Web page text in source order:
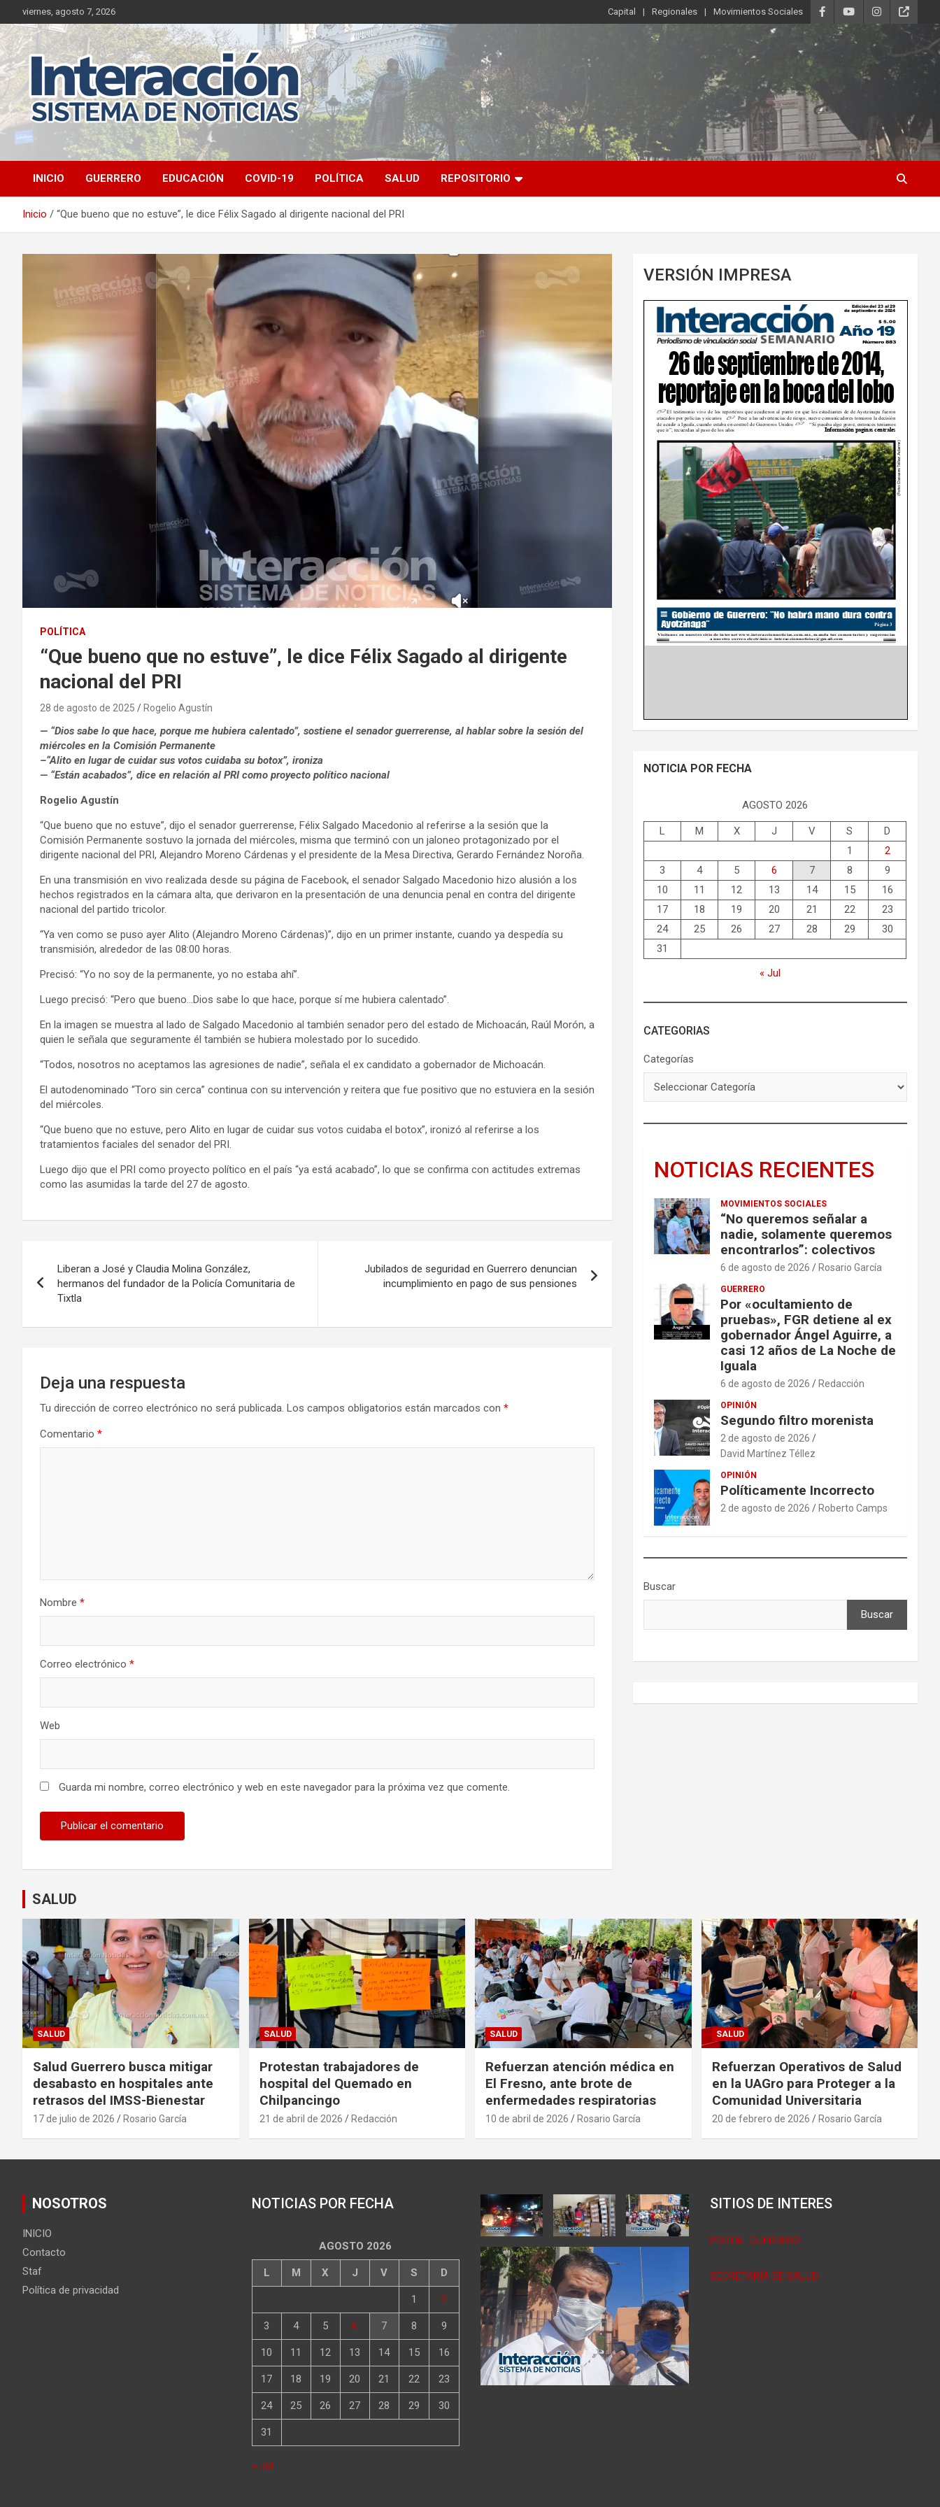
al
contenido
viernes, agosto 7, 2026 Capital Regionales Movimientos Sociales
INICIO GUERRERO EDUCACIÓN COVID-19 POLÍTICA SALUD REPOSITORIO
Inicio “Que bueno que no estuve”, le dice Félix Sagado al dirigente nacional del PRI
POLÍTICA
“Que bueno que no estuve”, le dice Félix Sagado al dirigente
nacional del PRI
28 de agosto de 2025 Rogelio Agustín
— “Dios sabe lo que hace, porque me hubiera calentado”, sostiene el senador guerrerense, al hablar sobre la sesión del
miércoles en la Comisión Permanente
–“Alito en lugar de cuidar sus votos cuidaba su botox”, ironiza
— “Están acabados”, dice en relación al PRI como proyecto político nacional
Rogelio Agustín
“Que bueno que no estuve”, dijo el senador guerrerense, Félix Salgado Macedonio al referirse a la sesión que la
Comisión Permanente sostuvo la jornada del miércoles, misma que terminó con un jaloneo protagonizado por el
dirigente nacional del PRI, Alejandro Moreno Cárdenas y el presidente de la Mesa Directiva, Gerardo Fernández Noroña.
En una transmisión en vivo realizada desde su página de Facebook, el senador Salgado Macedonio hizo alusión a los
hechos registrados en la cámara alta, que derivaron en la presentación de una denuncia penal en contra del dirigente
nacional del partido tricolor.
“Ya ven como se puso ayer Alito (Alejandro Moreno Cárdenas)”, dijo en un primer instante, cuando ya despedía su
transmisión, alrededor de las 08:00 horas.
Precisó: “Yo no soy de la permanente, yo no estaba ahí”.
Luego precisó: “Pero que bueno…Dios sabe lo que hace, porque sí me hubiera calentado”.
En la imagen se muestra al lado de Salgado Macedonio al también senador pero del estado de Michoacán, Raúl Morón, a
quien le señala que seguramente él también se hubiera molestado por lo sucedido.
“Todos, nosotros no aceptamos las agresiones de nadie”, señala el ex candidato a gobernador de Michoacán.
El autodenominado “Toro sin cerca” continua con su intervención y reitera que fue positivo que no estuviera en la sesión
del miércoles.
“Que bueno que no estuve, pero Alito en lugar de cuidar sus votos cuidaba el botox”, ironizó al referirse a los
tratamientos faciales del senador del PRI.
Luego dijo que el PRI como proyecto político en el país “ya está acabado”, lo que se confirma con actitudes extremas
como las asumidas la tarde del 27 de agosto.
de
Liberan a José y Claudia Molina González,
hermanos del fundador de la Policía Comunitaria de
Tixtla
Jubilados de seguridad en Guerrero denuncian
incumplimiento en pago de sus pensiones
Deja una respuesta
Tu dirección de correo electrónico no será publicada. Los campos obligatorios están marcados con *
Comentario *
Nombre *
Correo electrónico *
Web
Guarda mi nombre, correo electrónico y web en este navegador para la próxima vez que comente.
VERSIÓN IMPRESA
NOTICIA POR FECHA
AGOSTO 2026
L M X J V S
D
1
2
3
4 5 6 7 8
9
10
11 12 13 14 15
16
17
18 19 20 21 22
23
24
25 26 27 28 29
30
31
« Jul
CATEGORIAS
Categorías
NOTICIAS RECIENTES
MOVIMIENTOS SOCIALES
“No queremos señalar a
nadie, solamente queremos
encontrarlos”: colectivos
6 de agosto de 2026 Rosario García
GUERRERO
Por «ocultamiento de
pruebas», FGR detiene al ex
gobernador Ángel Aguirre, a
casi 12 años de La Noche de
Iguala
6 de agosto de 2026 Redacción
OPINIÓN
Segundo filtro morenista
2 de agosto de 2026
David Martínez Téllez
OPINIÓN
Políticamente Incorrecto
2 de agosto de 2026 Roberto Camps
Buscar
Buscar
SALUD
SALUD
Salud Guerrero busca mitigar
desabasto en hospitales ante
retrasos del IMSS-Bienestar
17 de julio de 2026 Rosario García
SALUD
Protestan trabajadores de
hospital del Quemado en
Chilpancingo
21 de abril de 2026 Redacción
SALUD
Refuerzan atención médica en
El Fresno, ante brote de
enfermedades respiratorias
10 de abril de 2026 Rosario García
SALUD
Refuerzan Operativos de Salud
en la UAGro para Proteger a la
Comunidad Universitaria
20 de febrero de 2026 Rosario García
NOSOTROS
INICIO
Contacto
Staf
Política de privacidad
NOTICIAS POR FECHA
AGOSTO 2026
L M X J V S D
1 2
3 4 5 6 7 8 9
10 11 12 13 14 15 16
17 18 19 20 21 22 23
24 25 26 27 28 29 30
31
« Jul
SITIOS DE INTERES
PORTAL GUERRERO
SECRETARÍA DE SALUD